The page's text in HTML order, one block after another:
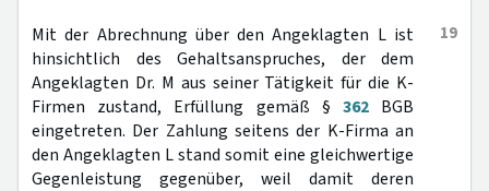
19
Mit der Abrechnung über den Angeklagten L ist
hinsichtlich des Gehaltsanspruches, der dem
Angeklagten Dr. M aus seiner Tätigkeit für die K-
Firmen zustand, Erfüllung gemäß § 362BGB
eingetreten. Der Zahlung seitens der K-Firma an
den Angeklagten L stand somit eine gleichwertige
Gegenleistung gegenüber, weil damit deren